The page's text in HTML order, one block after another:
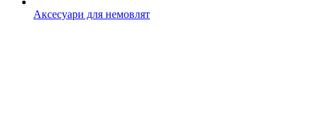
Аксесуари для немовлят